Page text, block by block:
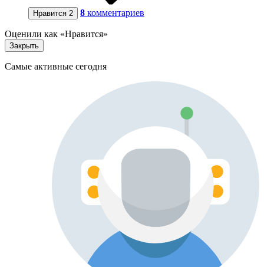
Нравится 2 8 комментариев
Оценили как «Нравится»
Закрыть
Самые активные сегодня